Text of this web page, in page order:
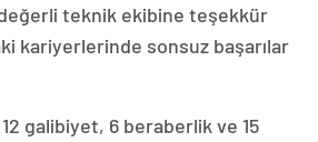
teknik ekibine teşekkür
kariyerlerinde sonsuz başarılar
galibiyet, 6 beraberlik ve 15